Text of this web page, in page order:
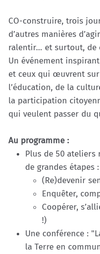
CO-construire, trois
d’autres manières
ralentir… et surtout, de
Un événement
et ceux qui œuvrent
l’éducation, de la
la participation
qui veulent passer du
Au programme :
Plus de 50
de grandes étapes :
(Re)devenir
Enquêter,
Coopérer,
!)
Une conférence :
la Terre en